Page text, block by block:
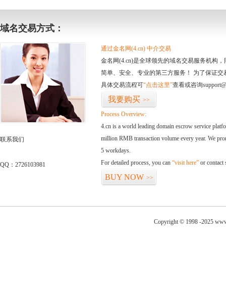
域名交易方式：
联系我们
QQ：2726103981
通过金名网(4.cn) 中介交易
金名网(4.cn)是全球领先的域名交易服务机构
简单、安全、专业的第三方服务！ 为了保证
具体交易流程可“点击这里”查看或咨询
我要购买 >>
Process Overview:
4.cn is a world leading domain escrow service
million RMB transaction volume every year. We
5 workdays.
For detailed process, you can “visit here” or contact
BUY NOW >>
Copyright © 1998 -2025